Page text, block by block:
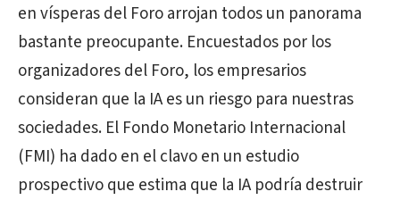
en vísperas del Foro arrojan todos un panorama
bastante preocupante. Encuestados por los
organizadores del Foro, los empresarios
consideran que la IA es un riesgo para nuestras
sociedades. El Fondo Monetario Internacional
(FMI) ha dado en el clavo en un estudio
prospectivo que estima que la IA podría destruir